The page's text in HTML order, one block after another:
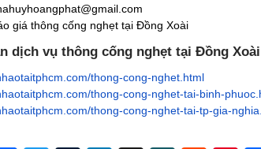
giá thông cống nghẹttại Đồng Xoài
dịch vụ thông cống nghẹt tại Đồng
thong-cong-nghet.html
thong-cong-nghet-tai-binh-
thong-cong-nghet-tai-tp-gia-